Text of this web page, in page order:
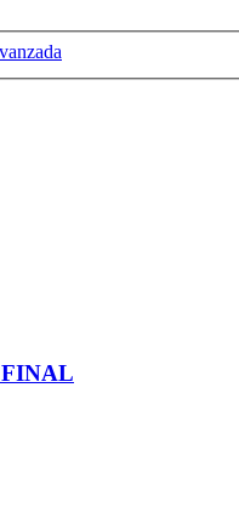
FINAL